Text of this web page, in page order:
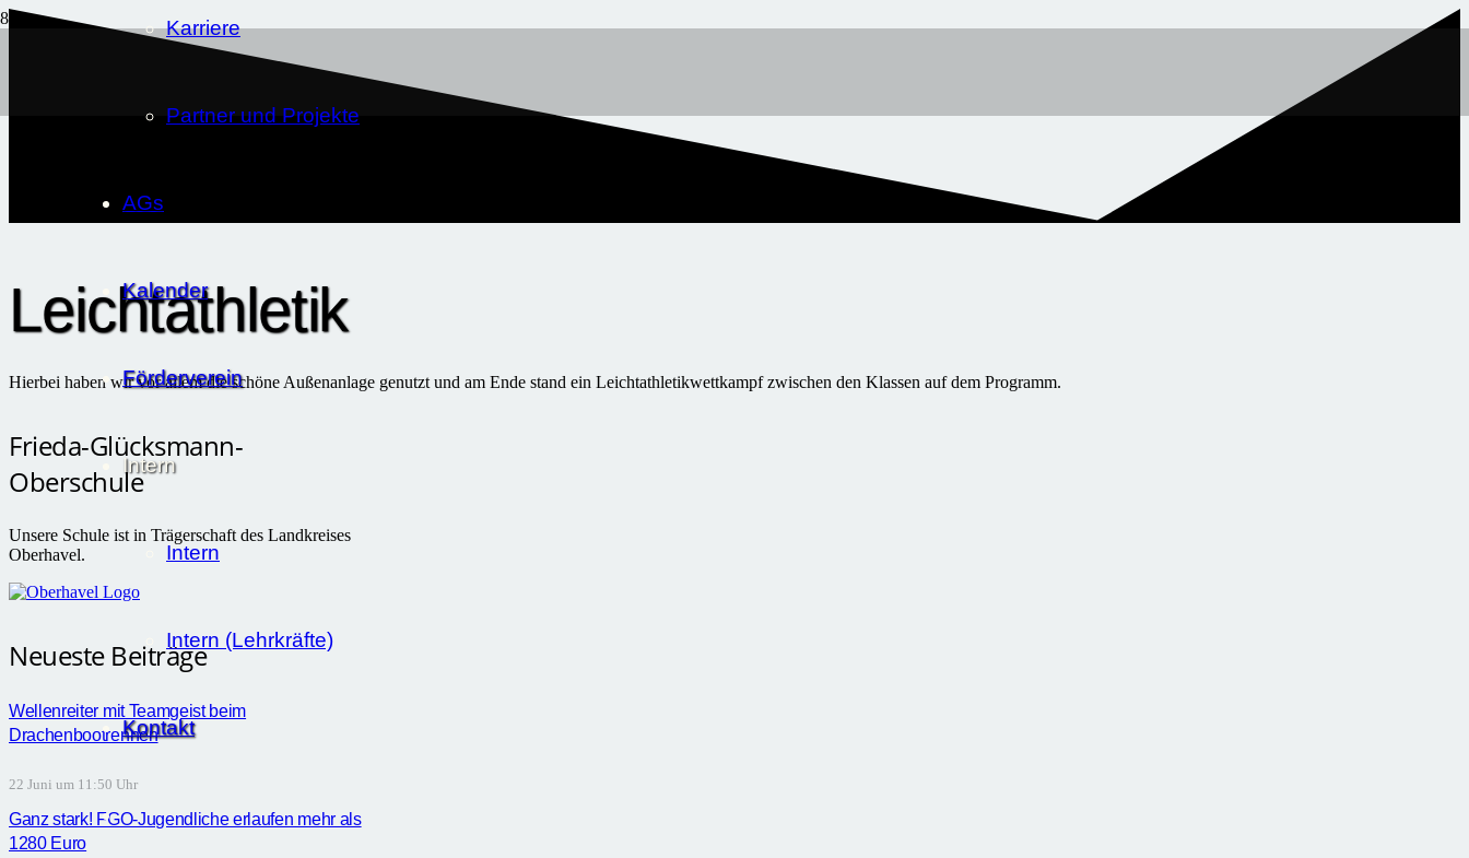
Karriere
Partner und Projekte
AGs
Kalender
Förderverein
Intern
Intern
Intern (Lehrkräfte)
Kontakt
Leichtathletik
Hierbei haben wir vor allem die schöne Außenanlage genutzt und am Ende stand ein Leichtathletikwettkampf zwischen den Klassen auf dem Programm.
Frieda-Glücksmann-
Oberschule
Unsere Schule ist in Trägerschaft des Landkreises
Oberhavel.
Neueste Beiträge
Wellenreiter mit Teamgeist beim
Drachenbootrennen
22 Juni um 11:50 Uhr
Ganz stark! FGO-Jugendliche erlaufen mehr als
1280 Euro